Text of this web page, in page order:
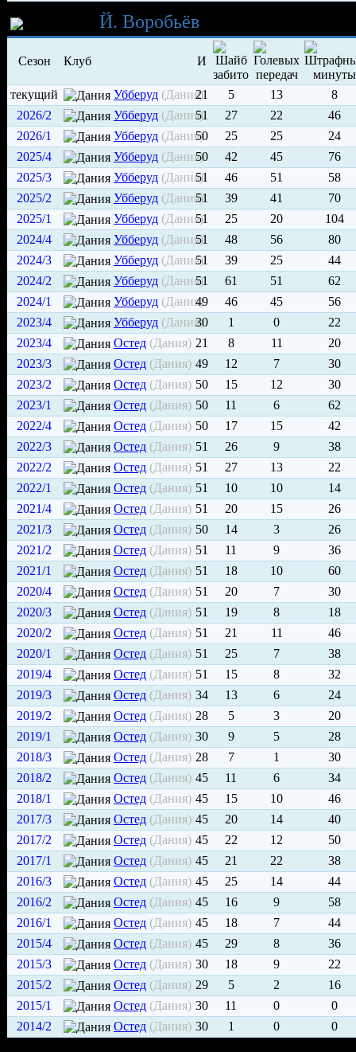
Й. Воробьёв
Сезон Клуб И
текущий Убберуд (Дания)
21 5 13
8
2026/2
Убберуд (Дания)
51 27 22
46
2026/1
Убберуд (Дания)50 25 25
24
2025/4
Убберуд (Дания)50 42 45
76
2025/3
Убберуд (Дания)
51 46 51
58
2025/2
Убберуд (Дания)
51 39 41
70
2025/1
Убберуд (Дания)
51 25 20
104
2024/4
Убберуд (Дания)
51 48 56
80
2024/3
Убберуд (Дания)
51 39 25
44
2024/2
Убберуд (Дания)
51 61 51
62
2024/1
Убберуд (Дания)49 46 45
56
2023/4
Убберуд (Дания)30 1 0
22
2023/4
Остед (Дания) 21 8 11
20
2023/3
Остед (Дания) 49 12 7
30
2023/2
Остед (Дания) 50 15 12
30
2023/1
Остед (Дания) 50 11 6
62
2022/4
Остед (Дания) 50 17 15
42
2022/3
Остед (Дания) 51 26 9
38
2022/2
Остед (Дания) 51 27 13
22
2022/1
Остед (Дания) 51 10 10
14
2021/4
Остед (Дания) 51 20 15
26
2021/3
Остед (Дания) 50 14 3
26
2021/2
Остед (Дания) 51 11 9
36
2021/1
Остед (Дания) 51 18 10
60
2020/4
Остед (Дания) 51 20 7
30
2020/3
Остед (Дания) 51 19 8
18
2020/2
Остед (Дания) 51 21 11
46
2020/1
Остед (Дания) 51 25 7
38
2019/4
Остед (Дания) 51 15 8
32
2019/3
Остед (Дания) 34 13 6
24
2019/2
Остед (Дания) 28 5 3
20
2019/1
Остед (Дания) 30 9 5
28
2018/3
Остед (Дания) 28 7 1
30
2018/2
Остед (Дания) 45 11 6
34
2018/1
Остед (Дания) 45 15 10
46
2017/3
Остед (Дания) 45 20 14
40
2017/2
Остед (Дания) 45 22 12
50
2017/1
Остед (Дания) 45 21 22
38
2016/3
Остед (Дания) 45 25 14
44
2016/2
Остед (Дания) 45 16 9
58
2016/1
Остед (Дания) 45 18 7
44
2015/4
Остед (Дания) 45 29 8
36
2015/3
Остед (Дания) 30 18 9
22
2015/2
Остед (Дания) 29 5 2
16
2015/1
Остед (Дания) 30 11 0
0
2014/2
Остед (Дания) 30 1 0 0